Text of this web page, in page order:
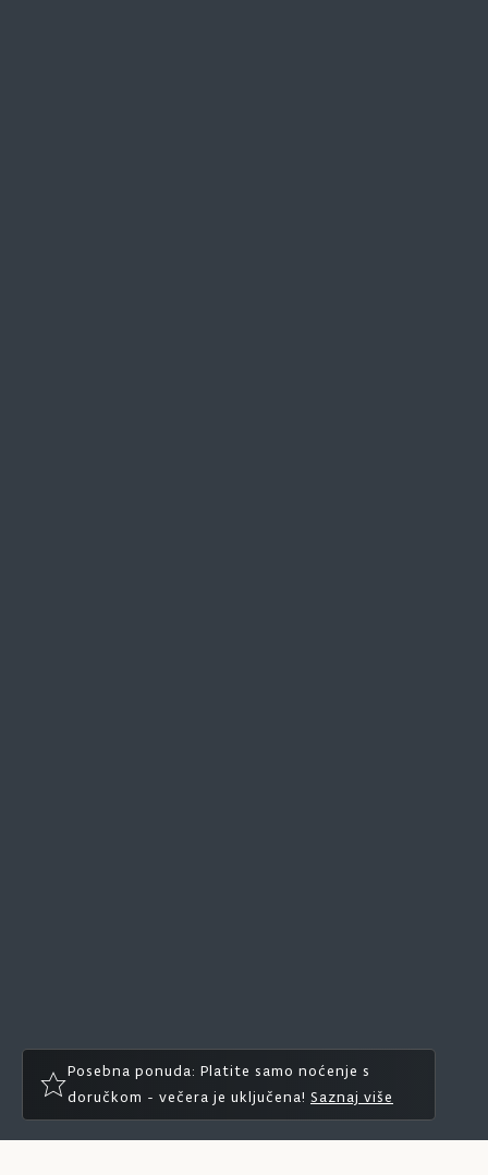
Posebna ponuda: Platite samo noćenje s
doručkom - večera je uključena! Saznaj više